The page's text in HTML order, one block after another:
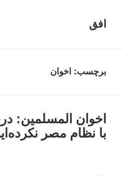
افق
برچسب: اخوان
اخوان المسلمین:
با نظام مصر